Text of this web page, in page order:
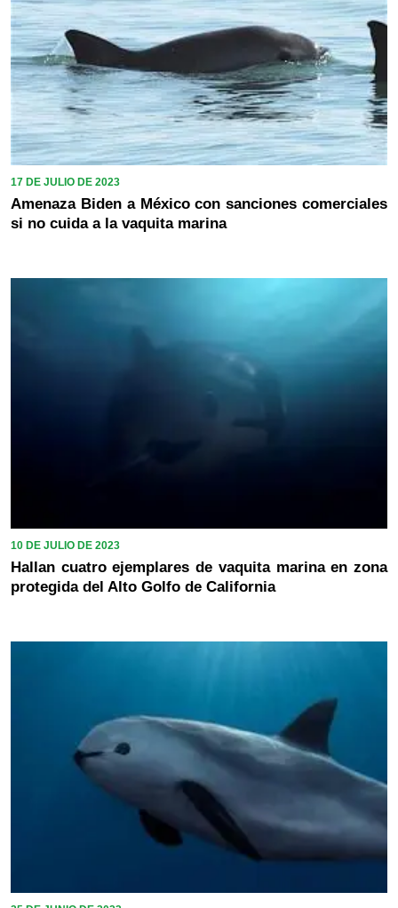
17 DE JULIO DE 2023
Amenaza Biden a México con sanciones comerciales
si no cuida a la vaquita marina
10 DE JULIO DE 2023
Hallan cuatro ejemplares de vaquita marina en zona
protegida del Alto Golfo de California